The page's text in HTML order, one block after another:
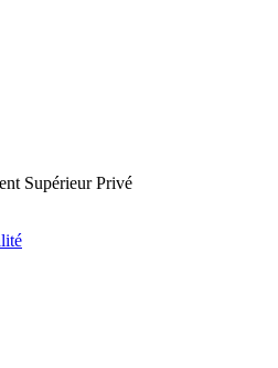
Supérieur Privé